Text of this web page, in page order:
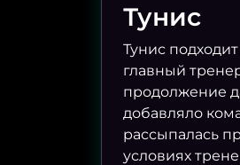
Тунис
Тунис
главный
продолжение
добавляло
рассыпалась
условиях